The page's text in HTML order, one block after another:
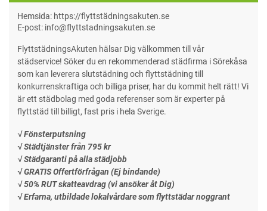
Hemsida: https://flyttstädningsakuten.se
E-post: info@flyttstadningsakuten.se
FlyttstädningsAkuten hälsar Dig välkommen till vår
städservice! Söker du en rekommenderad städfirma i Sörekåsa
som kan leverera slutstädning och flyttstädning till
konkurrenskraftiga och billiga priser, har du kommit helt rätt! Vi
är ett städbolag med goda referenser som är experter på
flyttstäd till billigt, fast pris i hela Sverige.
√ Fönsterputsning
√ Städtjänster från 795 kr
√ Städgaranti på alla städjobb
√ GRATIS Offertförfrågan (Ej bindande)
√ 50% RUT skatteavdrag (vi ansöker åt Dig)
√ Erfarna, utbildade lokalvårdare som flyttstädar noggrant